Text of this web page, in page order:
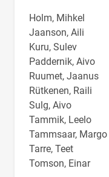
Holm, Mihkel
Jaanson, Aili
Kuru, Sulev
Paddernik, Aivo
Ruumet, Jaanus
Rütkenen, Raili
Sulg, Aivo
Tammik, Leelo
Tammsaar, Margo
Tarre, Teet
Tomson, Einar